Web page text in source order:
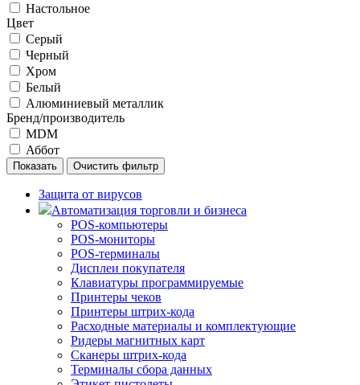
Настольное
Цвет
Серый
Черный
Хром
Белый
Алюминиевый металлик
Бренд/производитель
MDM
Аббот
Защита от вирусов
Автоматизация торговли и бизнеса
POS-компьютеры
POS-мониторы
POS-терминалы
Дисплеи покупателя
Клавиатуры программируемые
Принтеры чеков
Принтеры штрих-кода
Расходные материалы и комплектующие
Ридеры магнитных карт
Сканеры штрих-кода
Терминалы сбора данных